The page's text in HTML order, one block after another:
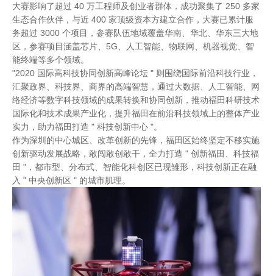
大赛影响了超过 40 万工程师及创业者群体，成功聚集了 250 多家
生态合作伙伴，与近 400 家顶级资本方建立合作，大赛已累计服
务超过 3000 个项目，参赛队伍地域覆盖华南、华北、华东三大地
区，参赛项目涵盖芯片、5G、人工智能、物联网、机器视觉、智
能终端等多个领域。
"2020 国际高科技协同创新高峰论坛 " 则围绕国际前沿科技行业，
汇聚政界、科技界、商界的高端智慧，通过大数据、人工智能、网
络经济等数字科技领域的成果转换和协同创新，推动福田科研技术
国际化和技术成果产业化，提升福田在前沿科技领域上的整体产业
实力，助力福田打造 " 科技创新中心 "。
作为深圳的中心城区、改革创新的先锋，福田区始终坚定不移实施
创新驱动发展战略，敢闯敢创敢干，全力打造 " 创新福田、科技福
田 "，都市型、分布式、智能化科创区已现雏形，科技创新正在融
入 " 中央创新区 " 的城市肌理。